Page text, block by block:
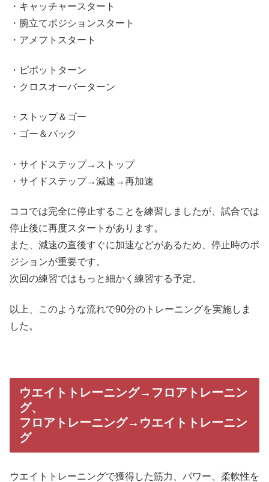
・キャッチャースタート
・腕立てポジションスタート
・アメフトスタート
・ピポットターン
・クロスオーバーターン
・ストップ＆ゴー
・ゴー＆バック
・サイドステップ→ストップ
・サイドステップ→減速→再加速
ココでは完全に停止することを練習しましたが、試合では
停止後に再度スタートがあります。
また、減速の直後すぐに加速などがあるため、停止時のポ
ジションが重要です。
次回の練習ではもっと細かく練習する予定。
以上、このような流れで90分のトレーニングを実施しま
した。
ウエイトトレーニング→フロアトレーニン
グ、
フロアトレーニング→ウエイトトレーニン
グ
ウエイトトレーニングで獲得した筋力、パワー、柔軟性を